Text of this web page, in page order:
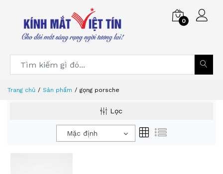
0
Trang chủ Sản phẩm gọng porsche
Lọc
Mặc định